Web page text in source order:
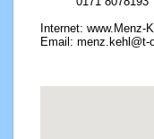
Internet: www.Menz-
Email: menz.kehl@t-